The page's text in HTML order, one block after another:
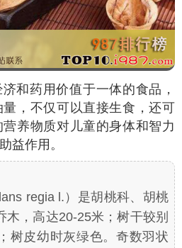
和药用价值于一体的食品，
，不仅可以直接生食，还可
养物质对儿童的身体和智力
益作用。
regia l.）是胡桃科、胡桃
木，高达20-25米；树干较别
树皮幼时灰绿色。奇数羽状